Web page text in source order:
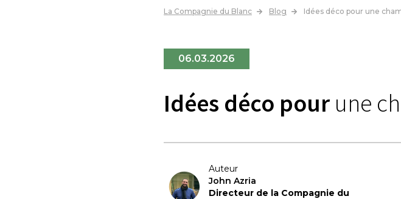
La Compagnie du Blanc Blog Idées déco pour une
06.03.2026
Idées déco pourune
Auteur
John Azria
Directeur de la Compagnie du